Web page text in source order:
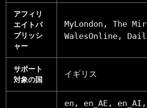
アフィリ
エイトパ
ブリッシ
ャー
MyLondon, The
WalesOnline,
サポート
対象の国
イギリス
en, en_AE, en_AI,